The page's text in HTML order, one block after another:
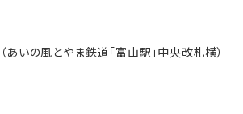
（あいの風とやま鉄道「富山駅」中央改札横）